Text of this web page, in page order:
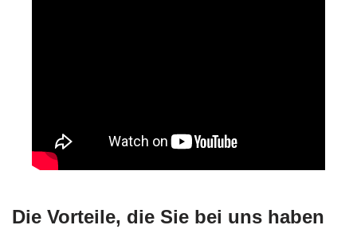
Die Vorteile, die Sie bei uns haben